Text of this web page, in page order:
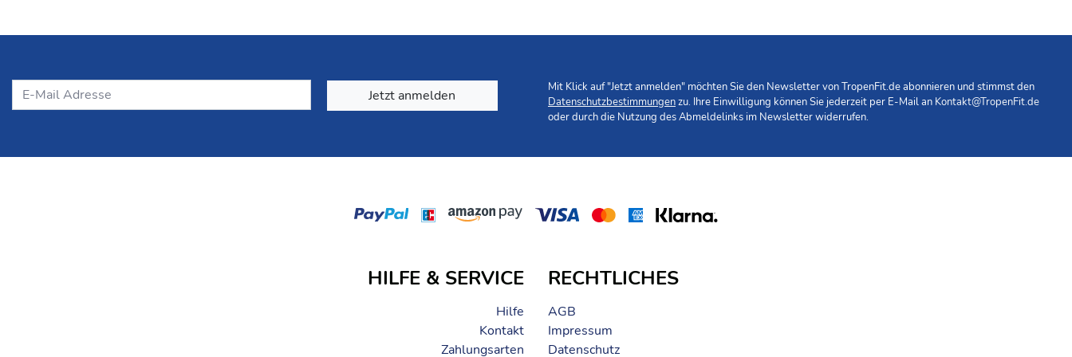
Jetzt anmelden
Mit Klick auf "Jetzt anmelden" möchten Sie den Newsletter von TropenFit.de abonnieren und stimmst den
Datenschutzbestimmungenzu. Ihre Einwilligung können Sie jederzeit per E-Mail an Kontakt@TropenFit.de
oder durch die Nutzung des Abmeldelinks im Newsletter widerrufen.
HILFE & SERVICE
Hilfe
Kontakt
Zahlungsarten
RECHTLICHES
AGB
Impressum
Datenschutz